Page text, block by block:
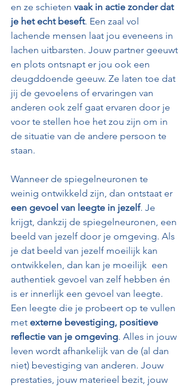
en ze schieten vaak in actie zonder dat
je het echt beseft. Een zaal vol
lachende mensen laat jou eveneens in
lachen uitbarsten. Jouw partner geeuwt
en plots ontsnapt er jou ook een
deugddoende geeuw. Ze laten toe dat
jij de gevoelens of ervaringen van
anderen ook zelf gaat ervaren door je
voor te stellen hoe het zou zijn om in
de situatie van de andere persoon te
staan.
Wanneer de spiegelneuronen te
weinig ontwikkeld zijn, dan ontstaat er
een gevoel van leegte in jezelf. Je
krijgt, dankzij de spiegelneuronen, een
beeld van jezelf door je omgeving. Als
je dat beeld van jezelf moeilijk kan
ontwikkelen, dan kan je moeilijk  een
authentiek gevoel van zelf hebben én
is er innerlijk een gevoel van leegte.
Een leegte die je probeert op te vullen
met externe bevestiging, positieve
reflectie van je omgeving. Alles in jouw
leven wordt afhankelijk van de (al dan
niet) bevestiging van anderen. Jouw
prestaties, jouw materieel bezit, jouw